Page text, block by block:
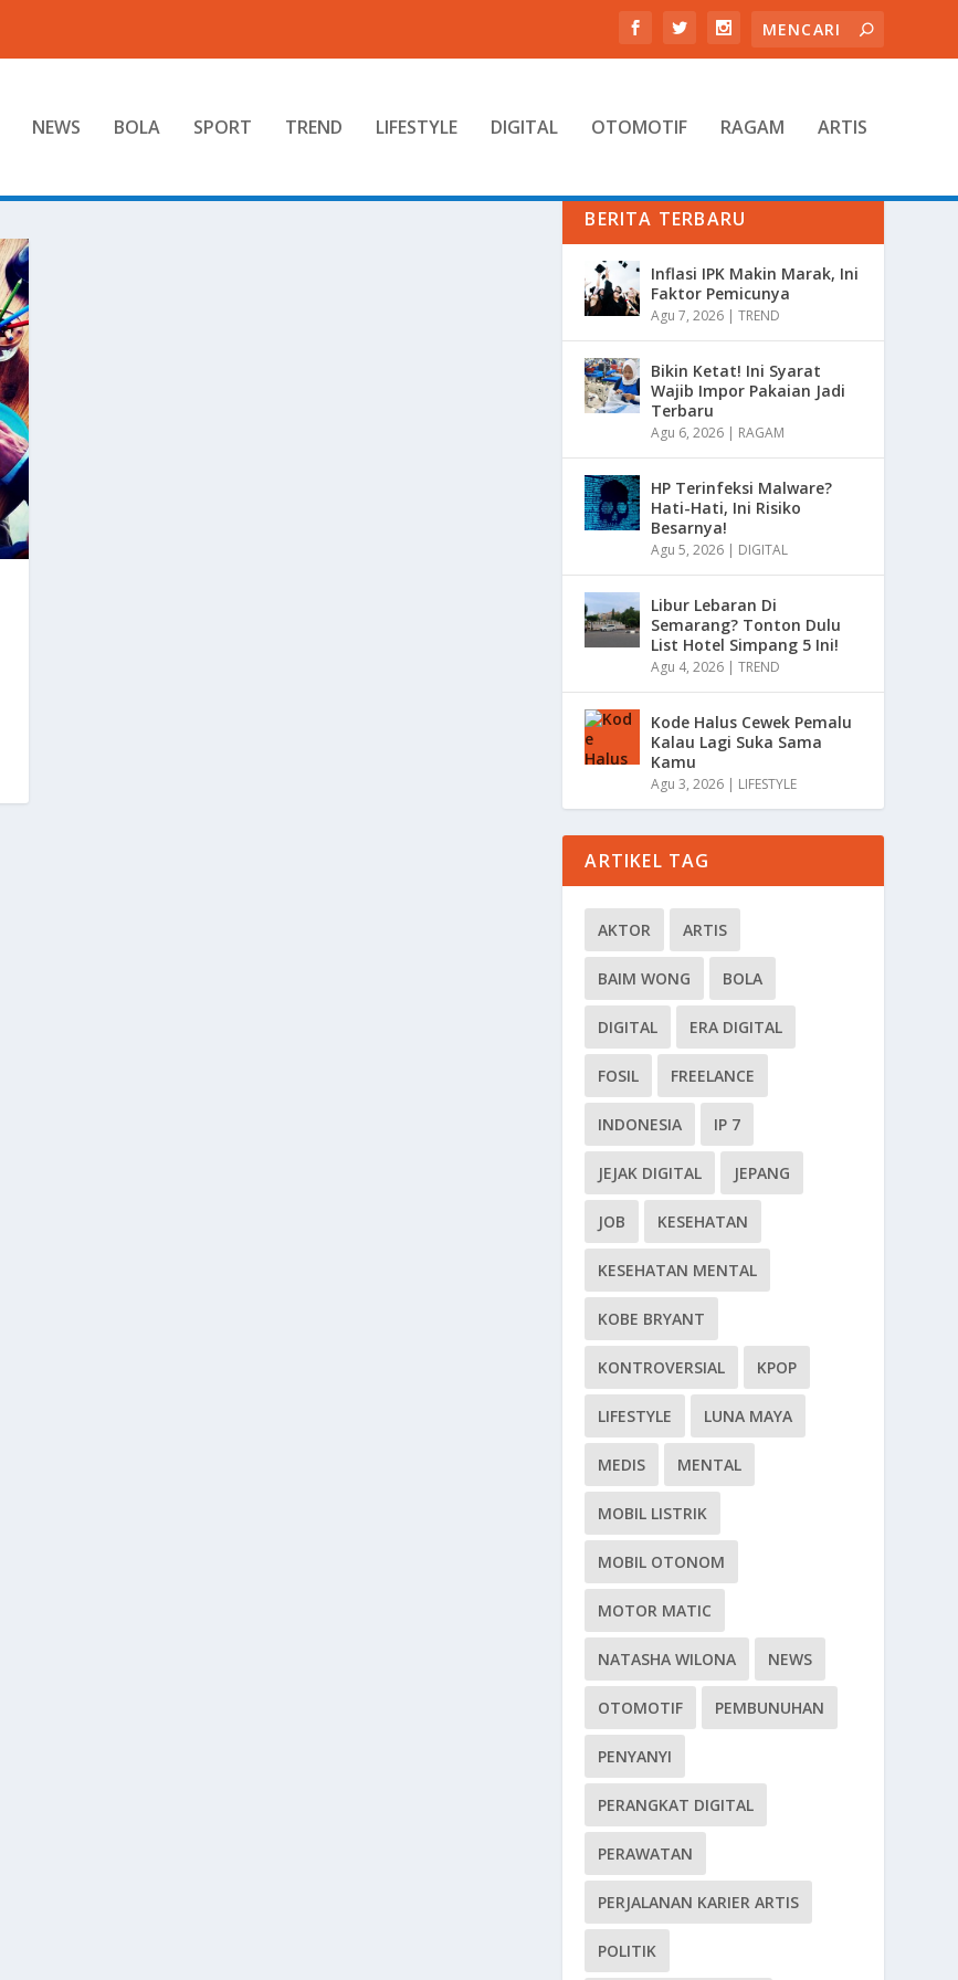
NEWS BOLA SPORT TREND LIFESTYLE DIGITAL OTOMOTIF RAGAM ARTIS
BERITA TERBARU
Inflasi IPK Makin Marak, Ini
Faktor Pemicunya
Agu 7, 2026 |TREND
Bikin Ketat! Ini Syarat
Wajib Impor Pakaian Jadi
Terbaru
Agu 6, 2026 | RAGAM
HP Terinfeksi Malware?
Hati-Hati, Ini Risiko
Besarnya!
Agu 5, 2026 | DIGITAL
Libur Lebaran Di
Semarang? Tonton Dulu
List Hotel Simpang 5 Ini!
Agu 4, 2026 |TREND
Kode Halus Cewek Pemalu
Kalau Lagi Suka Sama
Kamu
Agu 3, 2026 | LIFESTYLE
ARTIKEL TAG
AKTOR ARTIS
BAIM WONG BOLA
DIGITAL ERA DIGITAL
FOSIL FREELANCE
INDONESIA IP 7
JEJAK DIGITAL JEPANG
JOB KESEHATAN
KESEHATAN MENTAL
KOBE BRYANT
KONTROVERSIAL KPOP
LIFESTYLE LUNA MAYA
MEDIS MENTAL
MOBIL LISTRIK
MOBIL OTONOM
MOTOR MATIC
NATASHA WILONA NEWS
OTOMOTIF PEMBUNUHAN
PENYANYI
PERANGKAT DIGITAL
PERAWATAN
PERJALANAN KARIER ARTIS
POLITIK